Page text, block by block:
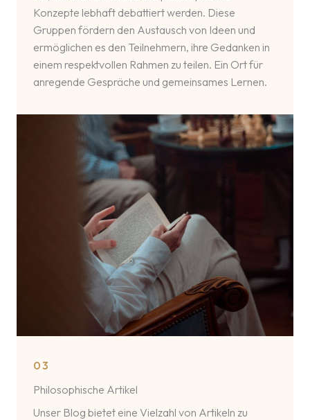
Konzepte lebhaft debattiert werden. Diese
Gruppen fördern den Austausch von Ideen und
ermöglichen es den Teilnehmern, ihre Gedanken in
einem respektvollen Rahmen zu teilen. Ein Ort für
anregende Gespräche und gemeinsames Lernen.
03
Philosophische Artikel
Unser Blog bietet eine Vielzahl von Artikeln zu